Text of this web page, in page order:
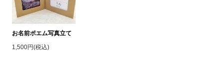
お名前ポエム写真立て
1,500円(税込)